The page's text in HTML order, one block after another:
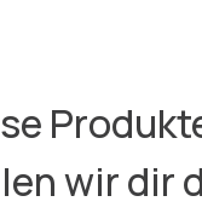
wir dir